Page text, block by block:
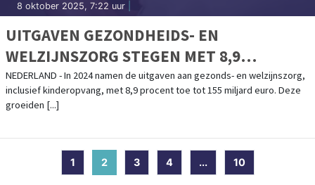
8 oktober 2025, 7:22 uur
UITGAVEN GEZONDHEIDS- EN
WELZIJNSZORG STEGEN MET 8,9
PROCENT IN 2024
NEDERLAND - In 2024 namen de uitgaven aan gezonds- en welzijnszorg,
inclusief kinderopvang, met 8,9 procent toe tot 155 miljard euro. Deze
groeiden [...]
1 2(current)
3 4 ... 10